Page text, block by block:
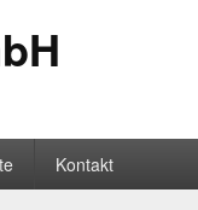
Kontakt